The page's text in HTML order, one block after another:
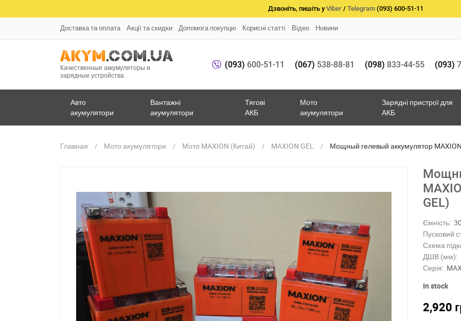
Дзвоніть, пишіть у Viber / Telegram (093) 600-51-11
Доставка та оплата Акції та скидки Допомога покупцю Корисні статті Відео Новини
Качественные аккумуляторы и
зарядные устройства
(093) 600-51-11 (067) 538-88-81 (098) 833-44-55 (093)
Авто
акумулятори
Вантажні
акумулятори
Тягові
АКБ
Мото
акумулятори
Зарядні пристрої для
АКБ
Главная Мото акумулятори Мото MAXION (Китай) MAXION GEL Мощный гелевый аккумулятор
GEL)
Ємність:
Пусковий
Схема
ДШВ (мм):
Серія:
In stock
2,920